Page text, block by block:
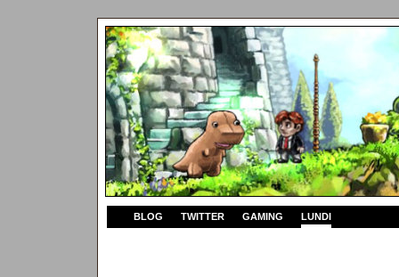
BLOG TWITTER GAMING LUNDI